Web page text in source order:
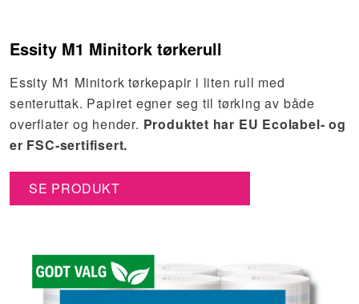
Essity M1 Minitork tørkerull
Essity M1 Minitork tørkepapir i liten rull med
senteruttak. Papiret egner seg til tørking av både
overflater og hender. Produktet har EU Ecolabel- og
er FSC-sertifisert.
SE PRODUKT